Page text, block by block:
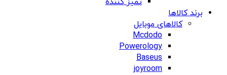
برند کالاها
کالاهای موبایل
Mcdodo
Powerology
Baseus
joyroom